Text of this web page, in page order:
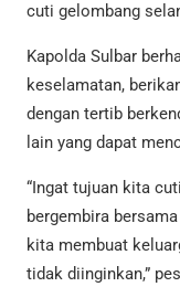
cuti gelombang
Kapolda Sulbar
keselamatan,
dengan tertib
lain yang dapat
“Ingat tujuan kita
bergembira
kita membuat
tidak diinginkan,”